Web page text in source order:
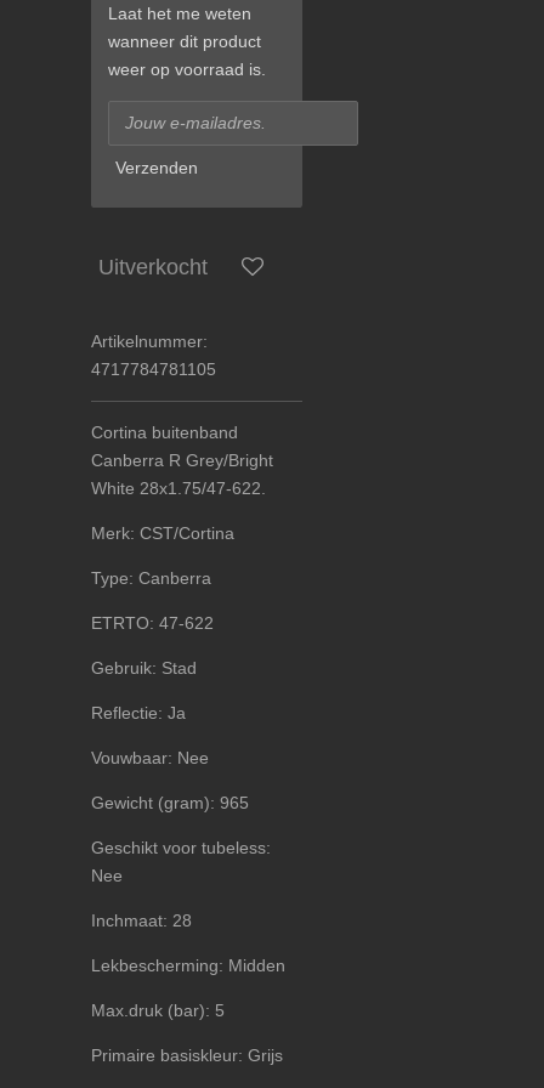
Laat het me weten
wanneer dit product
weer op voorraad is.
Verzenden
Uitverkocht
Artikelnummer:
4717784781105
Cortina buitenband
Canberra R Grey/Bright
White 28x1.75/47-622.
Merk: CST/Cortina
Type: Canberra
ETRTO: 47-622
Gebruik: Stad
Reflectie: Ja
Vouwbaar: Nee
Gewicht (gram): 965
Geschikt voor tubeless:
Nee
Inchmaat: 28
Lekbescherming: Midden
Max.druk (bar): 5
Primaire basiskleur: Grijs